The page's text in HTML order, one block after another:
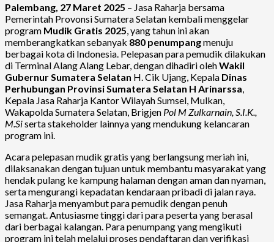
Palembang, 27 Maret 2025 – Jasa Raharja bersama
Pemerintah Provonsi Sumatera Selatan kembali menggelar
program Mudik Gratis 2025, yang tahun ini akan
memberangkatkan sebanyak 880 penumpangmenuju
berbagai kota di Indonesia. Pelepasan para pemudik dilakukan
di Terminal Alang Alang Lebar, dengan dihadiri olehWakil
Gubernur Sumatera Selatan H. Cik Ujang, Kepala Dinas
Perhubungan Provinsi Sumatera Selatan H Arinarssa,
Kepala Jasa Raharja Kantor Wilayah Sumsel, Mulkan,
Wakapolda Sumatera Selatan, Brigjen Pol M Zulkarnain, S.I.K.,
M.Siserta stakeholder lainnya yang mendukung kelancaran
program ini.
Acara pelepasan mudik gratis yang berlangsung meriah ini,
dilaksanakan dengan tujuan untuk membantu masyarakat yang
hendak pulang ke kampung halaman dengan aman dan nyaman,
serta mengurangi kepadatan kendaraan pribadi di jalan raya.
Jasa Raharja menyambut para pemudik dengan penuh
semangat. Antusiasme tinggi dari para peserta yang berasal
dari berbagai kalangan. Para penumpang yang mengikuti
program ini telah melalui proses pendaftaran dan verifikasi